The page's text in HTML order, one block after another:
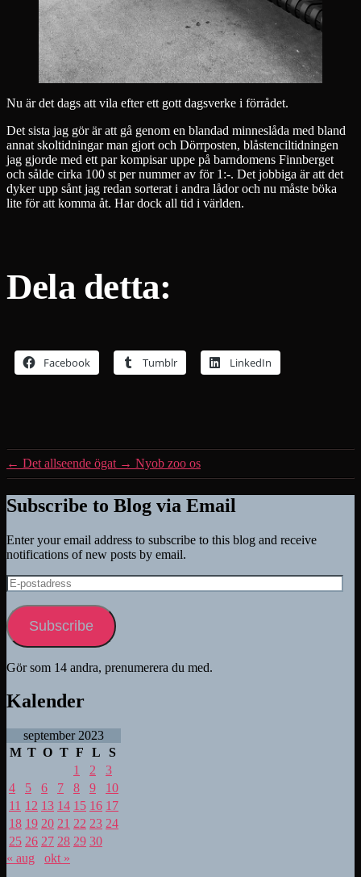
Nu är det dags att vila efter ett gott dagsverke i förrådet.
Det sista jag gör är att gå genom en blandad minneslåda med bland
annat skoltidningar man gjort och Dörrposten, blåstenciltidningen
jag gjorde med ett par kompisar uppe på barndomens Finnberget
och sålde cirka 100 st per nummer av för 1:-. Det jobbiga är att det
dyker upp sånt jag redan sorterat i andra lådor och nu måste böka
lite för att komma åt. Har dock all tid i världen.
Dela detta:
Facebook Tumblr LinkedIn
← Det allseende ögat → Nyob zoo os
Subscribe to Blog via Email
Enter your email address to subscribe to this blog and receive
notifications of new posts by email.
E-
postadress
Subscribe
Gör som 14 andra, prenumerera du med.
Kalender
september 2023
M T O T F L
S
1
2
3
4
5 6 7 8 9
10
11 12 13 14 15 16 17
18 19 20 21 22 23 24
25 26 27 28 29 30
« aug
okt »